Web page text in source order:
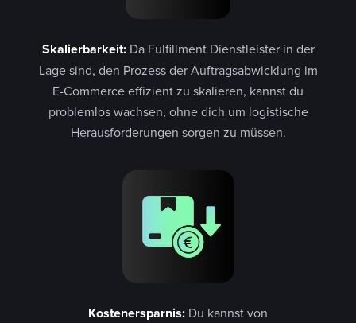
Skalierbarkeit:Da Fulfillment Dienstleister in der
Lage sind, den Prozess der Auftragsabwicklung im
E-Commerce effizient zu skalieren, kannst du
problemlos wachsen, ohne dich um logistische
Herausforderungen sorgen zu müssen.
Kostenersparnis: Du kannst von